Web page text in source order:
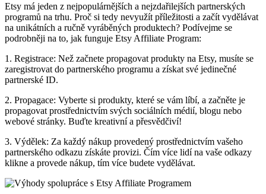
Etsy má jeden z nejpopulárnějších a nejzdařilejších partnerských
programů na trhu. Proč si tedy nevyužít příležitosti a začít vydělávat
na unikátních a ručně vyráběných produktech? Podívejme se
podrobněji na to, jak funguje Etsy Affiliate Program:
1. Registrace: Než začnete propagovat produkty na Etsy, musíte se
zaregistrovat do partnerského programu a získat své jedinečné
partnerské ID.
2. Propagace: Vyberte si produkty, které se vám líbí, a začněte je
propagovat prostřednictvím svých sociálních médií, blogu nebo
webové stránky. Buďte kreativní a přesvědčiví!
3. Výdělek: Za každý nákup provedený prostřednictvím vašeho
partnerského odkazu získáte provizi. Čím více lidí na vaše odkazy
klikne a provede nákup, tím více budete vydělávat.